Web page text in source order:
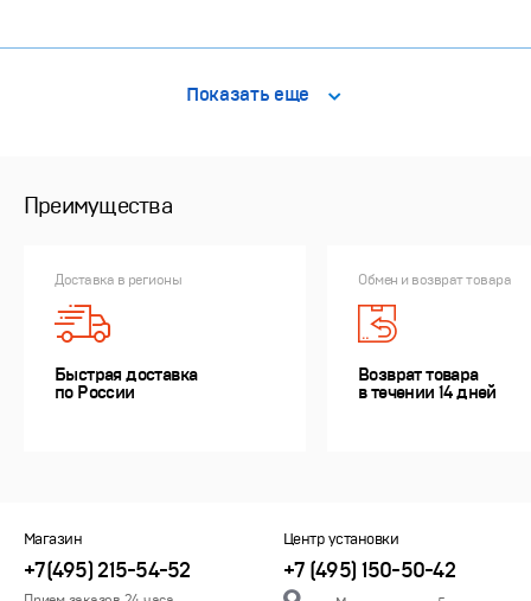
Показать еще
Преимущества
Доставка в регионы
Быстрая доставка
по России
Обмен и возврат товара
Возврат товара
в течении 14 дней
Магазин
+7(495) 215-54-52
Центр установки
+7 (495) 150-50-42